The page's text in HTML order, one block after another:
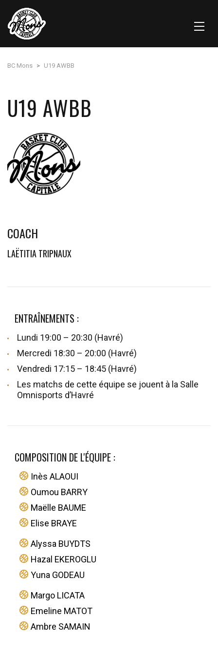
BC Mons > U19 AWBB
U19 AWBB
COACH
LAËTITIA TRIPNAUX
ENTRAÎNEMENTS :
Lundi 19:00 – 20:30 (Havré)
Mercredi 18:30 – 20:00 (Havré)
Vendredi 17:15 – 18:45 (Havré)
Les matchs de cette équipe se jouent à la Salle
Omnisports d’Havré
COMPOSITION DE L'ÉQUIPE :
Inès ALAOUI
Oumou BARRY
Maëlle BAUME
Elise BRAYE
Alyssa BUYDTS
Hazal EKEROGLU
Yuna GODEAU
Margo LICATA
Emeline MATOT
Ambre SAMAIN